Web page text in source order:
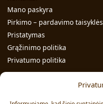
Mano paskyra
Pirkimo – pardavimo taisyklės
Pristatymas
Grąžinimo politika
Privatumo politika
Individualios veiklos